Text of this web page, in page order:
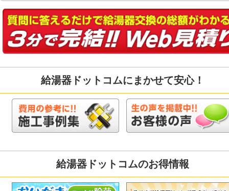
給湯器ドットコムにまかせて安心！
給湯器ドットコムのお得情報